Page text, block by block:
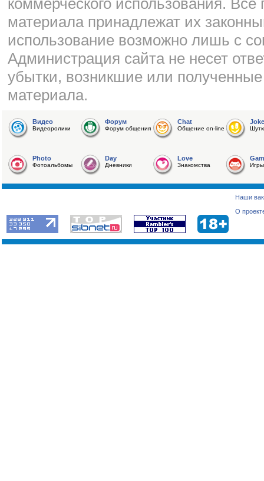
коммерческого использования.
материала принадлежат их
использование возможно лишь с
Администрация сайта не несет
убытки, возникшие или
материала.
Видео
Видеоролики
Форум
Форум общения
Chat
Общение on-line
Joke
Photo
Фотоальбомы
Day
Дневники
Love
Знакомства Игры
Наши
О